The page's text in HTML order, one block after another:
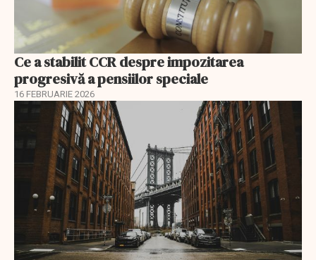
Ce a stabilit CCR despre impozitarea
progresivă a pensiilor speciale
16 FEBRUARIE 2026